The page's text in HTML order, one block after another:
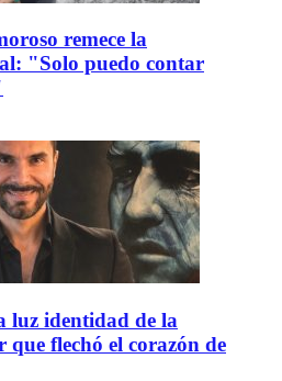
remece la
"Solo puedo contar
luz identidad de la
flechó el corazón de